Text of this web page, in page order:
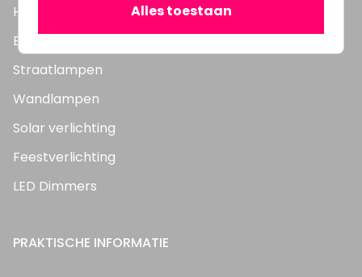
Highbay's / Ufo's
Bouwlampen
Straatlampen
Wandlampen
Solar verlichting
Feestverlichting
LED Dimmers
PRAKTISCHE INFORMATIE
Alles toestaan